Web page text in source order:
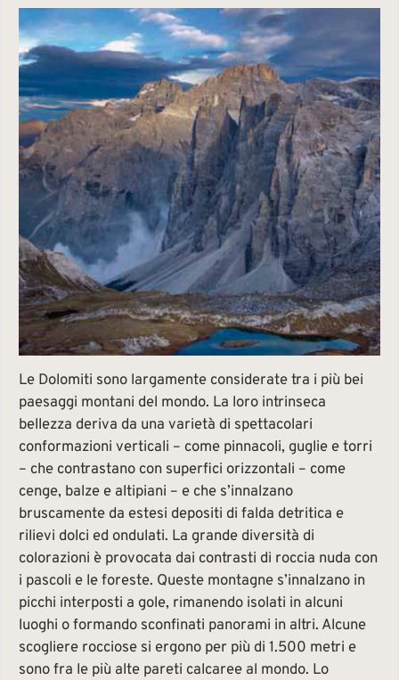
Le Dolomiti sono largamente considerate tra i più bei
paesaggi montani del mondo. La loro intrinseca
bellezza deriva da una varietà di spettacolari
conformazioni verticali – come pinnacoli, guglie e torri
– che contrastano con superfici orizzontali – come
cenge, balze e altipiani – e che s’innalzano
bruscamente da estesi depositi di falda detritica e
rilievi dolci ed ondulati. La grande diversità di
colorazioni è provocata dai contrasti di roccia nuda con
i pascoli e le foreste. Queste montagne s’innalzano in
picchi interposti a gole, rimanendo isolati in alcuni
luoghi o formando sconfinati panorami in altri. Alcune
scogliere rocciose si ergono per più di 1.500 metri e
sono fra le più alte pareti calcaree al mondo. Lo